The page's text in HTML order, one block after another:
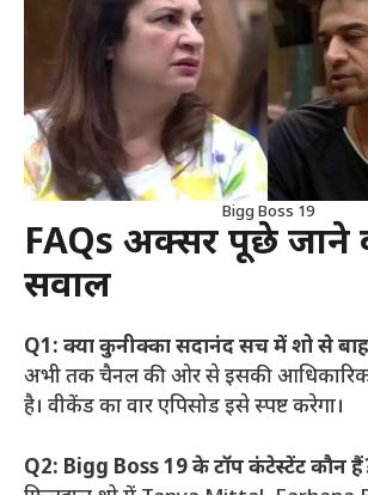
Bigg Boss 19
FAQs अक्सर पूछे जाने
सवाल
Q1: क्या कुनीक्का सदानंद सच में शो से
अभी तक चैनल की ओर से इसकी आधिकारिक
है। वीकेंड का वार एपिसोड इसे स्पष्ट करेगा।
Q2: Bigg Boss 19 के टॉप कंटेस्टेंट कौन